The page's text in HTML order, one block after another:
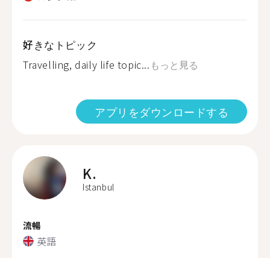
好きなトピック
Travelling, daily life topic... もっと見る
アプリをダウンロードする
K.
Istanbul
流暢
英語